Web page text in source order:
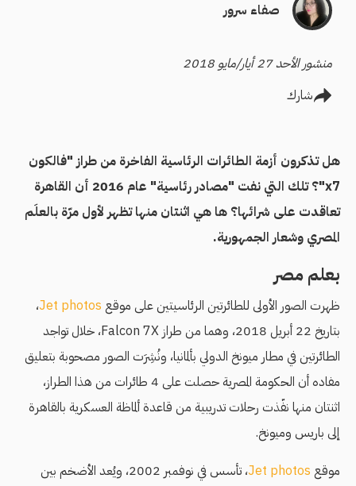
صفاء سرور
منشور الأحد 27 أيار/مايو 2018
شارك
هل تذكرون أزمة الطائرات الرئاسية الفاخرة من طراز "فالكون
x7"؟ تلك التي نفت "مصادر رئاسية" عام 2016 أن القاهرة
تعاقدت على شرائها؟ ها هي اثنتان منها تظهر ﻷول مرّة بالعلَم
المصري وشعار الجمهورية.
بعلم مصر
ظهرت الصور اﻷولى للطائرتين الرئاسيتين على موقع Jet photos،
بتاريخ 22 أبريل 2018، وهما من طراز Falcon 7X، خلال تواجد
الطائرتين في مطار ميونخ الدولي بألمانيا، ونُشِرَت الصور مصحوبة بتعليق
مفاده أن الحكومة المصرية حصلت على 4 طائرات من هذا الطراز،
اثنتان منها نفّذت رحلات تدريبية من قاعدة ألماظة العسكرية بالقاهرة
إلى باريس وميونخ.
موقع
، تأسس في نوفمبر 2002، ويُعد الأضخم بين